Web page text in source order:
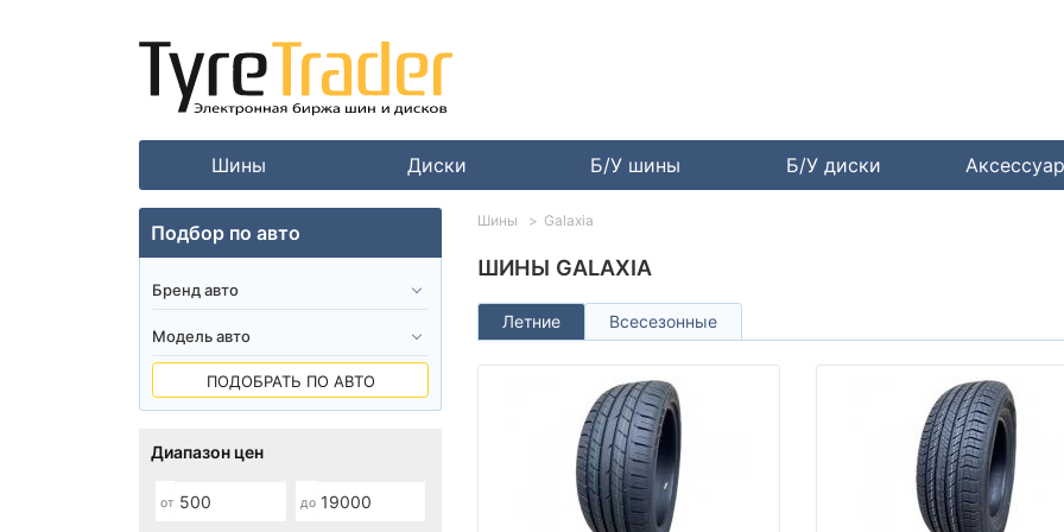
Шины Диски Б/У шины Б/У диски
ШИНЫ GALAXIA
Летние Всесезонные
Шины Galaxia
Подбор по авто
ПОДОБРАТЬ ПО АВТО
Диапазон цен
от до